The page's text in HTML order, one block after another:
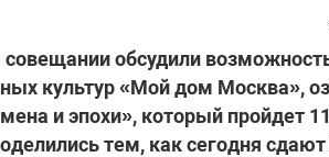
обсудили
культур «Мой дом Москва»,
и эпохи», который пройдет
тем, как сегодня сдают